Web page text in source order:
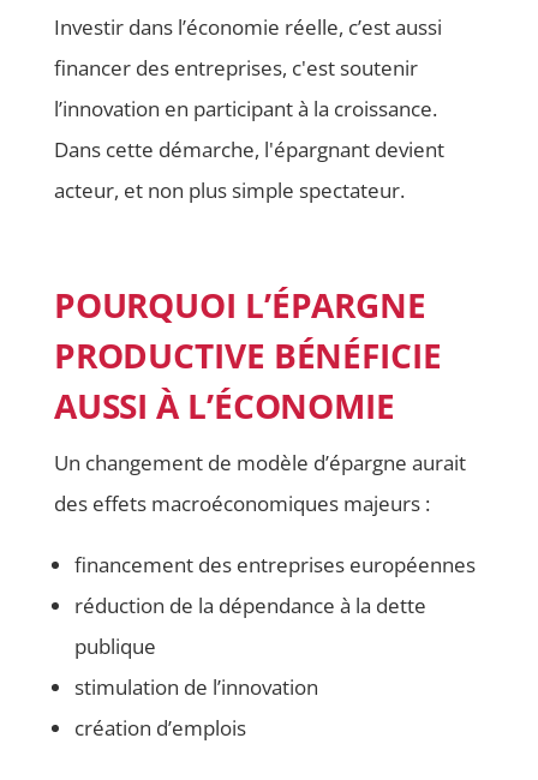
Investir dans l’économie réelle, c’est aussi
financer des entreprises, c'est soutenir
l’innovation en participant à la croissance.
Dans cette démarche, l'épargnant devient
acteur, et non plus simple spectateur.
POURQUOI L’ÉPARGNE
PRODUCTIVE BÉNÉFICIE
AUSSI À L’ÉCONOMIE
Un changement de modèle d’épargne aurait
des effets macroéconomiques majeurs :
financement des entreprises européennes
réduction de la dépendance à la dette
publique
stimulation de l’innovation
création d’emplois